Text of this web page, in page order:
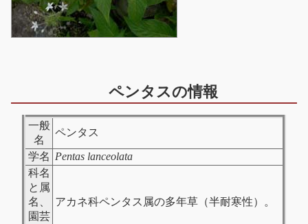
ペンタスの情報
一般
名
ペンタス
学名 Pentas lanceolata
科名
と属
名、
園芸
アカネ科ペンタス属の多年草（半耐寒性）。